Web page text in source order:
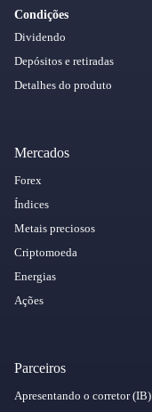
Condições
Dividendo
Depósitos e retiradas
Detalhes do produto
Mercados
Forex
Índices
Metais preciosos
Criptomoeda
Energias
Ações
Parceiros
Apresentando o corretor (IB)